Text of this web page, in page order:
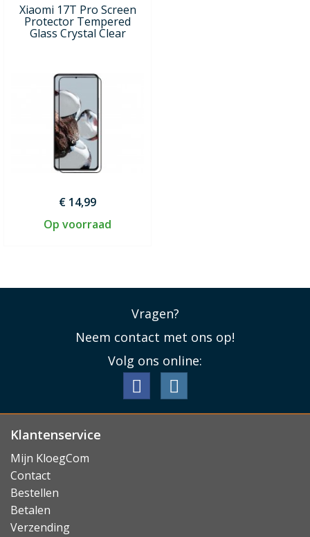
Xiaomi 17T Pro Screen
Protector Tempered
Glass Crystal Clear
€ 14,99
Op voorraad
Vragen?
Neem contact met ons op!
Volg ons online:
Klantenservice
Mijn KloegCom
Contact
Bestellen
Betalen
Verzending